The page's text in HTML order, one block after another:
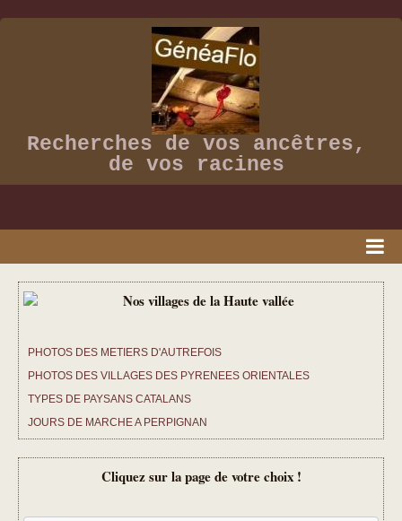
Recherches de vos ancêtres,
de vos racines
ACCUEIL
PRESSE
VIDEOS
ALBUM PHOTOS
CHANSONS D ANTAN
TARIFS ET PRESTATIONS
CONTACT
PHOTOS DES METIERS D'AUTREFOIS
PHOTOS DES VILLAGES DES PYRENEES ORIENTALES
TYPES DE PAYSANS CATALANS
JOURS DE MARCHE A PERPIGNAN
Cliquez sur la page de votre choix !